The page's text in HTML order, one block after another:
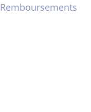
Remboursements